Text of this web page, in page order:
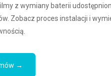
z wymiany baterii
Zobacz proces instalacji i
→